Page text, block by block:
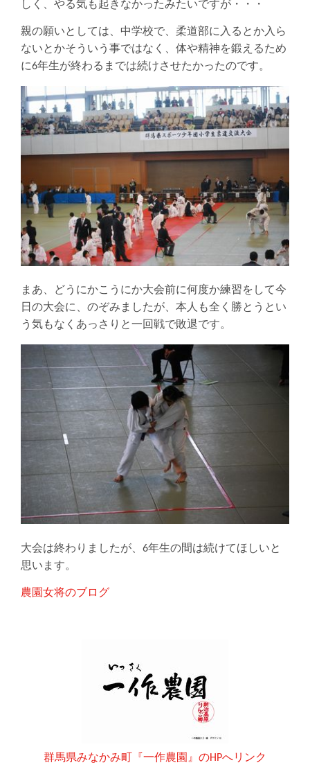
しく、やる気も起きなかったみたいですが・・・
親の願いとしては、中学校で、柔道部に入るとか入ら
ないとかそういう事ではなく、体や精神を鍛えるため
に6年生が終わるまでは続けさせたかったのです。
まあ、どうにかこうにか大会前に何度か練習をして今
日の大会に、のぞみましたが、本人も全く勝とうとい
う気もなくあっさりと一回戦で敗退です。
大会は終わりましたが、6年生の間は続けてほしいと
思います。
農園女将のブログ
群馬県みなかみ町『一作農園』のHPへリンク